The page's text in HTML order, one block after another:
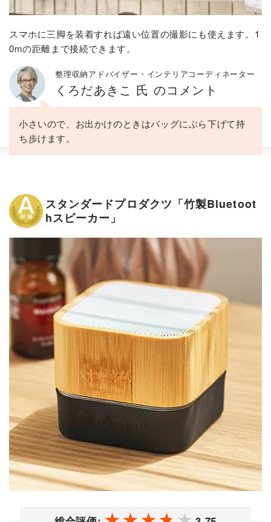
スマホに三脚を装着すれば遠い位置の撮影にも使えます。1
0mの距離まで接続できます。
整理収納アドバイザー・インテリアコーディネーター
くろだあきこ 氏 のコメント
小さいので、お出かけのときはバッグにぶら下げて持
ち歩けます。
スタンダードプロダクツ「竹製Bluetoot
hスピーカー」